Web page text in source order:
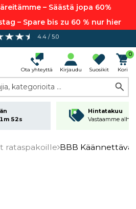
– Säästä jopa 60%
– Spare bis zu 60 % nur hier
4.4 / 5.0
toimitus yli 80 €* tilauksiin
Ota yhteyttä Kirjaudu Suosikit
0
Kori
kategorioita ...
51s
Hintatakuu
Vastaamme
rataspakoille BBB Käännettävä